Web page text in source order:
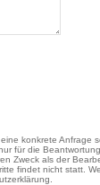
konkrete Anfrage
für die
Zweck als der
findet nicht statt.